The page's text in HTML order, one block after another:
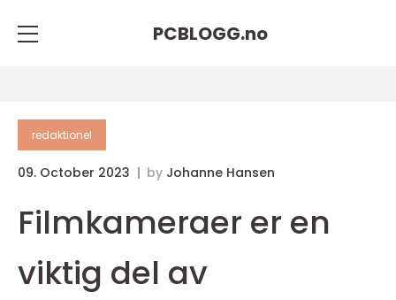
PCBLOGG.no
redaktionel
09. October 2023 by Johanne Hansen
Filmkameraer er en
viktig del av